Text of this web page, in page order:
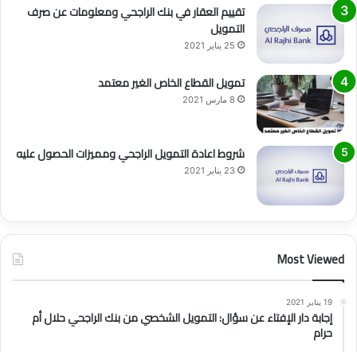
تقييم العقار في بنك الراجحي ومعلومات عن صرف
التمويل
25 يناير 2021
تمويل القطاع الخاص الغير معتمد
8 مارس 2021
شروط اعادة التمويل الراجحي ومميزات الحصول عليه
23 يناير 2021
Most Viewed
19 يناير 2021
إجابة دار الإفتاء عن سؤال: التمويل الشخصي من بنك الراجحي حلال أم
حرام